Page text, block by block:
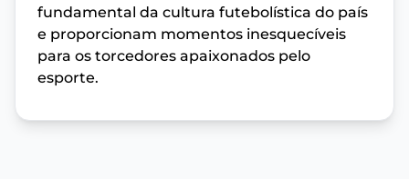
fundamental da cultura futebolística do país
e proporcionam momentos inesquecíveis
para os torcedores apaixonados pelo
esporte.